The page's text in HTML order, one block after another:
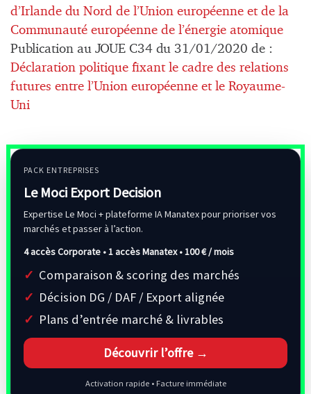
d’Irlande du Nord de l’Union européenne et de la
Communauté européenne de l’énergie atomique
Publication au JOUE C34 du 31/01/2020 de :
Déclaration politique fixant le cadre des relations
futures entre l’Union européenne et le Royaume-
Uni
PACK ENTREPRISES
Le Moci Export Decision
Expertise Le Moci + plateforme IA Manatex pour prioriser vos
marchés et passer à l’action.
4 accès Corporate • 1 accès Manatex •100 € / mois
Comparaison & scoring des marchés
Décision DG / DAF / Export alignée
Plans d’entrée marché & livrables
Découvrir l’offre →
Activation rapide • Facture immédiate